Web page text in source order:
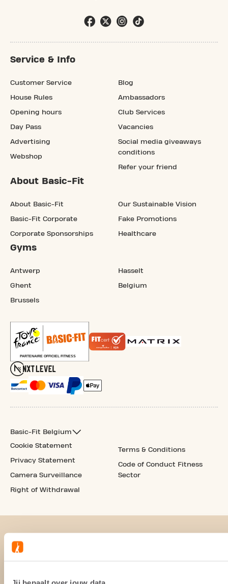
Service & Info
Customer Service
House Rules
Opening hours
Day Pass
Advertising
Webshop
Blog
Ambassadors
Club Services
Vacancies
Social media giveaways
conditions
Refer your friend
About Basic-Fit
About Basic-Fit
Basic-Fit Corporate
Corporate Sponsorships
Our Sustainable Vision
Fake Promotions
Healthcare
Gyms
Antwerp
Ghent
Brussels
Hasselt
Belgium
Basic-Fit Belgium
Cookie Statement
Privacy Statement
Camera Surveillance
Right of Withdrawal
Terms & Conditions
Code of Conduct Fitness
Sector